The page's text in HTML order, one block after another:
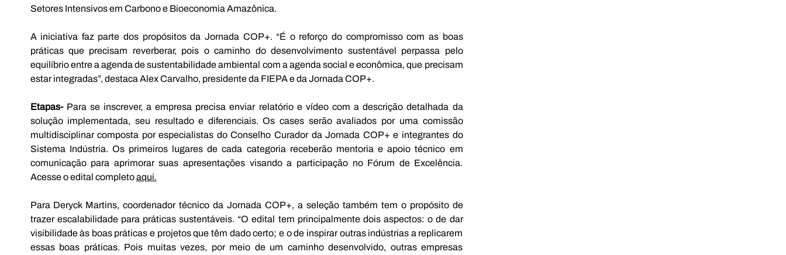
Setores Intensivos em Carbono e Bioeconomia Amazônica.
A iniciativa faz parte dos propósitos da Jornada COP+. “É o reforço do compromisso com as boas
práticas que precisam reverberar, pois o caminho do desenvolvimento sustentável perpassa pelo
equilíbrio entre a agenda de sustentabilidade ambiental com a agenda social e econômica, que precisam
estar integradas”, destaca Alex Carvalho, presidente da FIEPA e da Jornada COP+.
Etapas- Para se inscrever, a empresa precisa enviar relatório e vídeo com a descrição detalhada da
solução implementada, seu resultado e diferenciais. Os cases serão avaliados por uma comissão
multidisciplinar composta por especialistas do Conselho Curador da Jornada COP+ e integrantes do
Sistema Indústria. Os primeiros lugares de cada categoria receberão mentoria e apoio técnico em
comunicação para aprimorar suas apresentações visando a participação no Fórum de Excelência.
Acesse o edital completo aqui.
Para Deryck Martins, coordenador técnico da Jornada COP+, a seleção também tem o propósito de
trazer escalabilidade para práticas sustentáveis. “O edital tem principalmente dois aspectos: o de dar
visibilidade às boas práticas e projetos que têm dado certo; e o de inspirar outras indústrias a replicarem
essas boas práticas. Pois muitas vezes, por meio de um caminho desenvolvido, outras empresas